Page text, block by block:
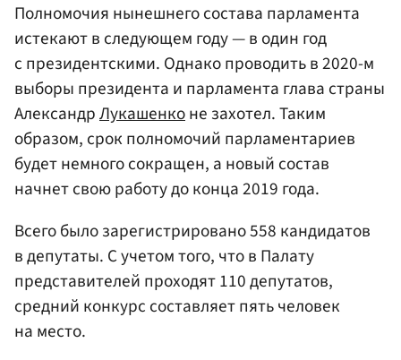
Полномочия нынешнего состава парламента
истекают в следующем году — в один год
с президентскими. Однако проводить в 2020-м
выборы президента и парламента глава страны
АлександрЛукашенконе захотел. Таким
образом, срок полномочий парламентариев
будет немного сокращен, а новый состав
начнет свою работу до конца 2019 года.
Всего было зарегистрировано 558 кандидатов
в депутаты. С учетом того, что в Палату
представителей проходят 110 депутатов,
средний конкурс составляет пять человек
на место.